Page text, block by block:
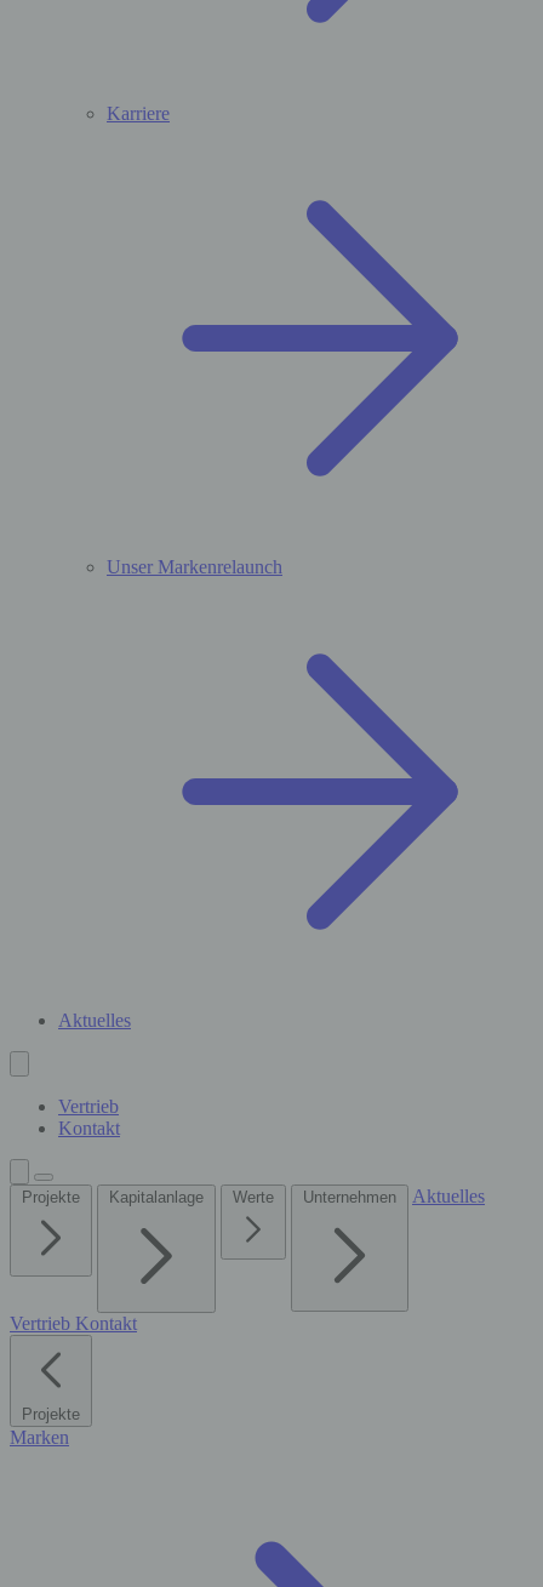
Karriere
Unser Markenrelaunch
Aktuelles
Vertrieb
Kontakt
Projekte Kapitalanlage Werte Unternehmen Aktuelles
Vertrieb Kontakt
Projekte
Marken